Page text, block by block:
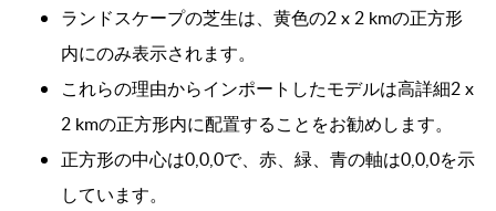
ランドスケープの芝生は、黄色の2 x 2 kmの正方形
内にのみ表示されます。
これらの理由からインポートしたモデルは高詳細2 x
2 kmの正方形内に配置することをお勧めします。
正方形の中心は0,0,0で、赤、緑、青の軸は0,0,0を示
しています。